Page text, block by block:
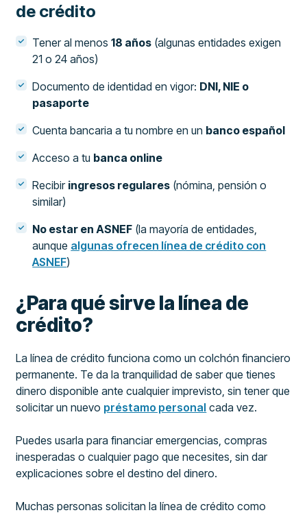
de crédito
Tener al menos18 años (algunas entidades exigen
21 o 24 años)
Documento de identidad en vigor: DNI, NIE o
pasaporte
Cuenta bancaria a tu nombre en un banco español
Acceso a tu banca online
Recibir ingresos regulares (nómina, pensión o
similar)
No estar en ASNEF (la mayoría de entidades,
aunque algunas ofrecen línea de crédito con
ASNEF)
¿Para qué sirve la línea de
crédito?
La línea de crédito funciona como un colchón financiero
permanente. Te da la tranquilidad de saber que tienes
dinero disponible ante cualquier imprevisto, sin tener que
solicitar un nuevo préstamo personal cada vez.
Puedes usarla para financiar emergencias, compras
inesperadas o cualquier pago que necesites, sin dar
explicaciones sobre el destino del dinero.
Muchas personas solicitan la línea de crédito como